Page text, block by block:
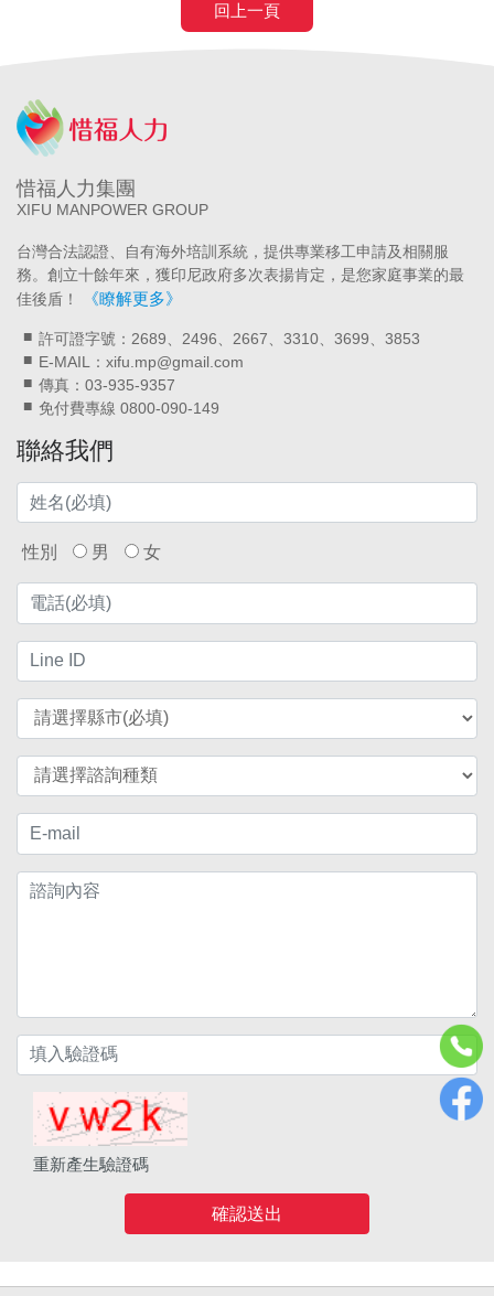
回上一頁
惜福人力集團
XIFU MANPOWER GROUP
台灣合法認證、自有海外培訓系統，提供專業移工申請及相關服
務。創立十餘年來，獲印尼政府多次表揚肯定，是您家庭事業的最
佳後盾！
《瞭解更多》
許可證字號：2689、2496、2667、3310、3699、3853
E-MAIL：xifu.mp@gmail.com
傳真：03-935-9357
免付費專線 0800-090-149
聯絡我們
性別 男 女
重新產生驗證碼
確認送出